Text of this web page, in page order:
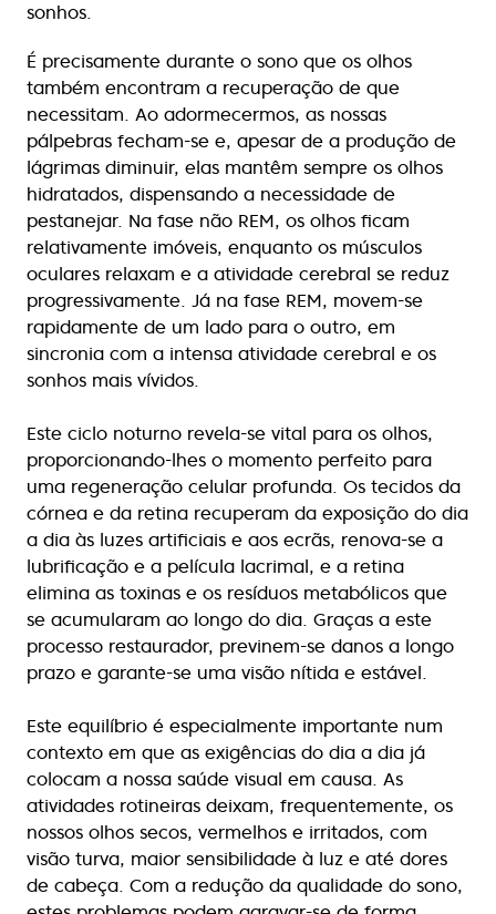
sonhos.
É precisamente durante o sono que os olhos
também encontram a recuperação de que
necessitam. Ao adormecermos, as nossas
pálpebras fecham-se e, apesar de a produção de
lágrimas diminuir, elas mantêm sempre os olhos
hidratados, dispensando a necessidade de
pestanejar. Na fase não REM, os olhos ficam
relativamente imóveis, enquanto os músculos
oculares relaxam e a atividade cerebral se reduz
progressivamente. Já na fase REM, movem-se
rapidamente de um lado para o outro, em
sincronia com a intensa atividade cerebral e os
sonhos mais vívidos.
Este ciclo noturno revela-se vital para os olhos,
proporcionando-lhes o momento perfeito para
uma regeneração celular profunda. Os tecidos da
córnea e da retina recuperam da exposição do dia
a dia às luzes artificiais e aos ecrãs, renova-se a
lubrificação e a película lacrimal, e a retina
elimina as toxinas e os resíduos metabólicos que
se acumularam ao longo do dia. Graças a este
processo restaurador, previnem-se danos a longo
prazo e garante-se uma visão nítida e estável.
Este equilíbrio é especialmente importante num
contexto em que as exigências do dia a dia já
colocam a nossa saúde visual em causa. As
atividades rotineiras deixam, frequentemente, os
nossos olhos secos, vermelhos e irritados, com
visão turva, maior sensibilidade à luz e até dores
de cabeça. Com a redução da qualidade do sono,